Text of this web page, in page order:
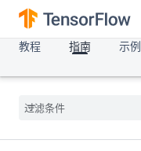
教程
指南 示例